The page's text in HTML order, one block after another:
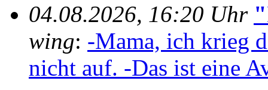
04.08.2026, 16:20 Uhr
wing: -Mama, ich krieg
nicht auf. -Das ist eine